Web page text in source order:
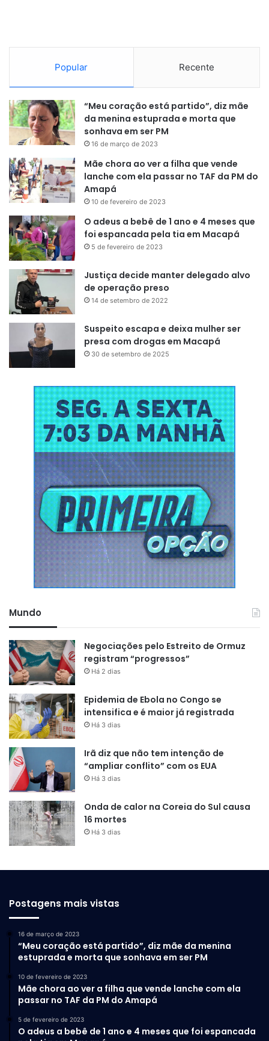
Popular Recente
“Meu coração está partido”, diz mãe
da menina estuprada e morta que
sonhava em ser PM
16 de março de 2023
Mãe chora ao ver a filha que vende
lanche com ela passar no TAF da PM do
Amapá
10 de fevereiro de 2023
O adeus a bebê de 1 ano e 4 meses que
foi espancada pela tia em Macapá
5 de fevereiro de 2023
Justiça decide manter delegado alvo
de operação preso
14 de setembro de 2022
Suspeito escapa e deixa mulher ser
presa com drogas em Macapá
30 de setembro de 2025
Mundo
Negociações pelo Estreito de Ormuz
registram “progressos”
Há 2 dias
Epidemia de Ebola no Congo se
intensifica e é maior já registrada
Há 3 dias
Irã diz que não tem intenção de
“ampliar conflito” com os EUA
Há 3 dias
Onda de calor na Coreia do Sul causa
16 mortes
Há 3 dias
Postagens mais vistas
16 de março de 2023
“Meu coração está partido”, diz mãe da menina
estuprada e morta que sonhava em ser PM
10 de fevereiro de 2023
Mãe chora ao ver a filha que vende lanche com ela
passar no TAF da PM do Amapá
5 de fevereiro de 2023
O adeus a bebê de 1 ano e 4 meses que foi espancada